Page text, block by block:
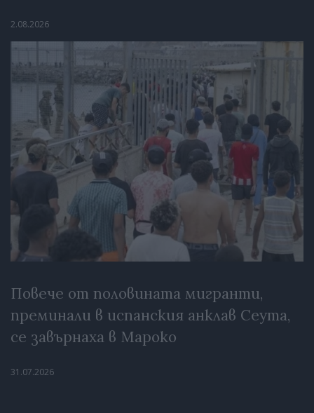
2.08.2026
Повече от половината мигранти,
преминали в испанския анклав Сеута,
се завърнаха в Мароко
31.07.2026